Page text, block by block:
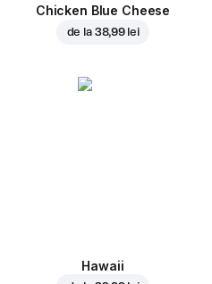
Chicken Blue Cheese
de la 38,99 lei
Hawaii